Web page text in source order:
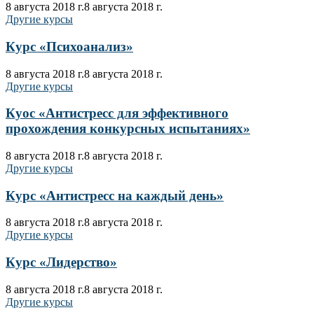
8 августа 2018 г.8 августа 2018 г.
Другие курсы
Курс «Психоанализ»
8 августа 2018 г.8 августа 2018 г.
Другие курсы
Куос «Антистресс для эффективного
прохождения конкурсных испытаниях»
8 августа 2018 г.8 августа 2018 г.
Другие курсы
Курс «Антистресс на каждый день»
8 августа 2018 г.8 августа 2018 г.
Другие курсы
Курс «Лидерство»
8 августа 2018 г.8 августа 2018 г.
Другие курсы